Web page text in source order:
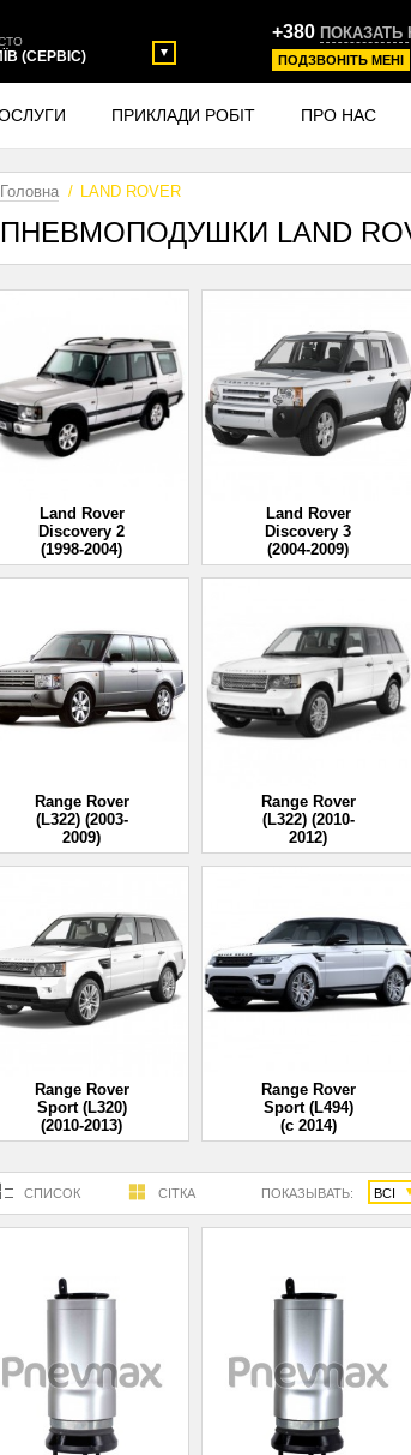
(СЕРВІС)
+380 ПОКАЗАТЬ
ПОДЗВОНIТЬ МЕНI
ПРИКЛАДИ РОБІТ ПРО НАС
Головна LAND ROVER
ПНЕВМОПОДУШКИ LAND
Land Rover
Discovery 2
(1998-2004)
Land Rover
Discovery 3
(2004-2009)
Range Rover
(L322) (2003-
2009)
Range Rover
(L322) (2010-
2012)
Range Rover
Sport (L320)
(2010-2013)
Range Rover
Sport (L494)
(с 2014)
СПИСОК СІТКА ПОКАЗЫВАТЬ: ВСІ